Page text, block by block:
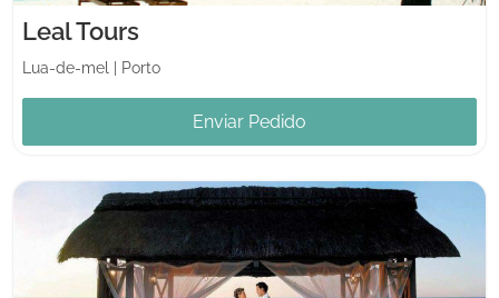
Leal Tours
Lua-de-mel Porto
Enviar Pedido